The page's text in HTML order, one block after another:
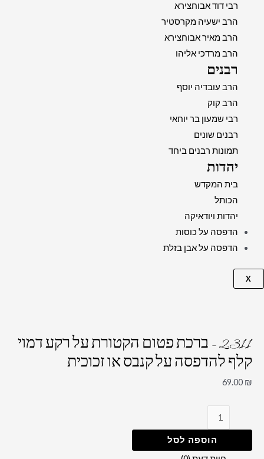
רבי דוד אבוחצירא
הרב ישעיה מקרסטיר
הרב מאיר אבוחצירא
הרב מרדכי אליהו
רבנים
הרב עובדיה יוסף
הרב קוק
רבי שמעון בר יוחאי
רבנים שונים
תמונות רבנים ביחד
יהדות
בית המקדש
הכותל
יהדות ויודאיקה
הדפסה על כוסות
הדפסה על אבן בזלת
X
2311 – ברכת פטום הקטורת על רקע דמוי
קלף להדפסה על קנבס או זכוכית
69.00 ₪
הוספה לסל